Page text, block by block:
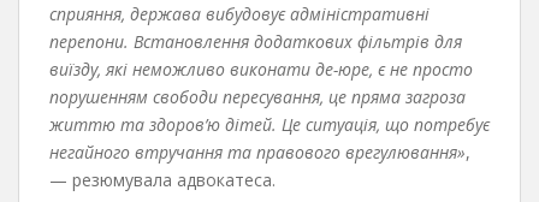
сприяння, держава вибудовує адміністративні
перепони. Встановлення додаткових фільтрів для
виїзду, які неможливо виконати де-юре, є не просто
порушенням свободи пересування, це пряма загроза
життю та здоров’ю дітей. Це ситуація, що потребує
негайного втручання та правового врегулювання»,
— резюмувала адвокатеса.